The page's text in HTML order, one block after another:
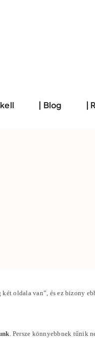
| Blog |
oldala van”, és ez bizony
. Persze könnyebbnek tűnik